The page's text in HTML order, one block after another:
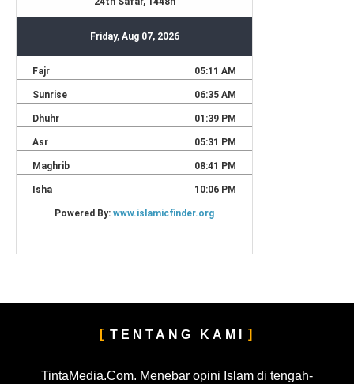
TENTANG KAMI
TintaMedia.Com. Menebar opini Islam di tengah-